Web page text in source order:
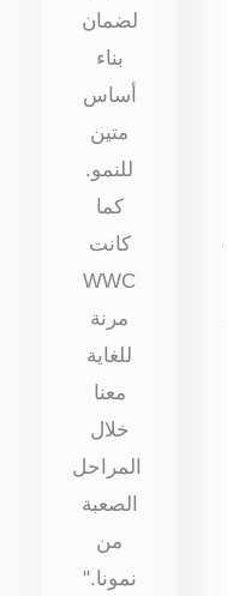
لضمان
بناء
أساس
متين
للنمو.
كما
كانت
WWC
مرنة
للغاية
معنا
خلال
المراحل
الصعبة
من
نمونا."